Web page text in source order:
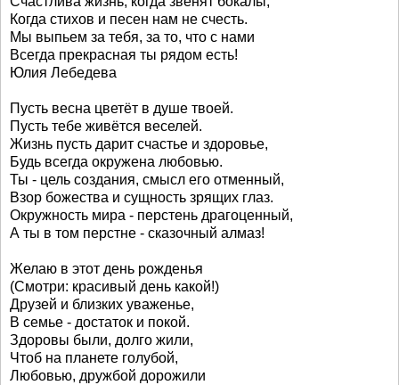
Когда стихов и песен нам не счесть.
Мы выпьем за тебя, за то, что с нами
Всегда прекрасная ты рядом есть!
Юлия Лебедева
Пусть весна цветёт в душе твоей.
Пусть тебе живётся веселей.
Жизнь пусть дарит счастье и здоровье,
Будь всегда окружена любовью.
Ты - цель создания, смысл его отменный,
Взор божества и сущность зрящих глаз.
Окружность мира - перстень драгоценный,
А ты в том перстне - сказочный алмаз!
Желаю в этот день рожденья
(Смотри: красивый день какой!)
Друзей и близких уваженье,
В семье - достаток и покой.
Здоровы были, долго жили,
Чтоб на планете голубой,
Любовью, дружбой дорожили